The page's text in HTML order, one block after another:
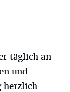
täglich an
und
herzlich